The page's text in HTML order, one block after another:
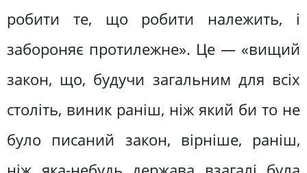
робити те, що робити належить, і
забороняє протилежне». Це — «вищий
закон, що, будучи загальним для всіх
століть, виник раніш, ніж який би то не
було писаний закон, вірніше, раніш,